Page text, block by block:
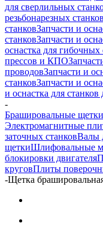
для сверлильных
резьбонарезных станков
станковЗапчасти и
станковЗапчасти и
оснастка для гибочных
прессов и КПО
проводовЗапчасти и
станковЗапчасти и
и оснастка для
-
Брашировальные щетки
Электромагнитные
заточных станковВалы
щеткиШлифовальные
блокировки двигателя
круговПлиты
-Щетка